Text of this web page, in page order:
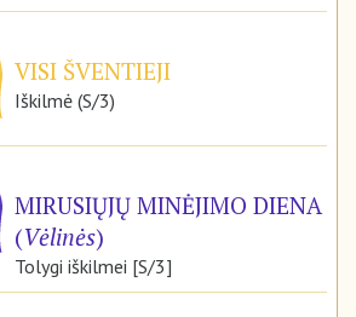
VISI ŠVENTIEJI
Iškilmė (S/3)
MIRUSIŲJŲ MINĖJIMO DIENA
(Vėlinės)
Tolygi iškilmei [S/3]